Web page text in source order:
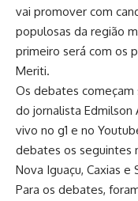
vai promover com
populosas da região
primeiro será com os
Meriti.
Os debates começam
do jornalista Edmilson
vivo no g1 e no
debates os seguintes
Nova Iguaçu, Caxias e
Para os debates,